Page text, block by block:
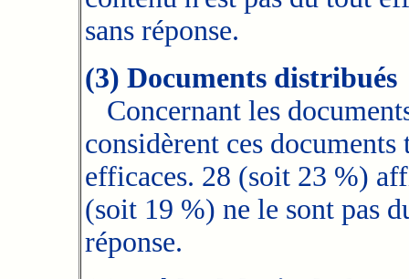
sans réponse.
(3) Documents distribués
Concernant les
considèrent ces
efficaces. 28 (soit 23 %)
(soit 19 %) ne le sont pas
réponse.